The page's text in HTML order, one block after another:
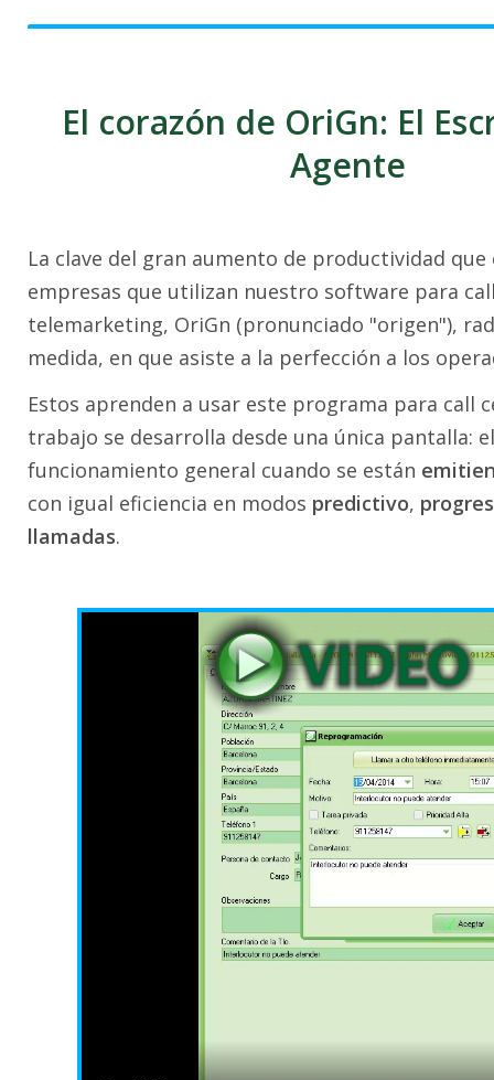
El corazón de OriGn: El
Agente
La clave del gran aumento de productividad
empresas que utilizan nuestro software para
telemarketing, OriGn (pronunciado "origen"),
medida, en que asiste a la perfección a los
Estos aprenden a usar este programa para
trabajo se desarrolla desde una única pantalla:
funcionamiento general cuando se están
con igual eficiencia en modos predictivo,
llamadas.